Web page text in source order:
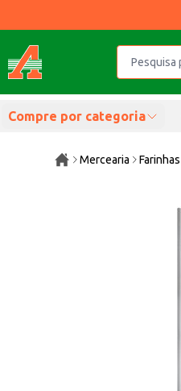
Compre por categoria
Mercearia Farinhas